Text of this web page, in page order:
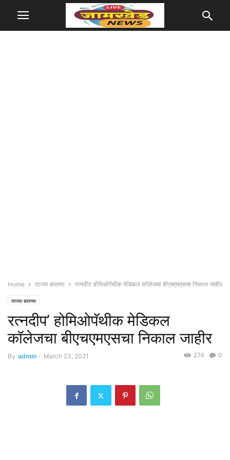
Home ताज्या बातम्या रत्नदीप’ होमिओपॅथीक मेडिकल कॉलेजचा बीएचएमएसचा निकाल जाहीर
ताज्या बातम्या
रत्नदीप’ होमिओपॅथीक मेडिकल
कॉलेजचा बीएचएमएसचा निकाल जाहीर
By admin - March 23, 2021 0
274